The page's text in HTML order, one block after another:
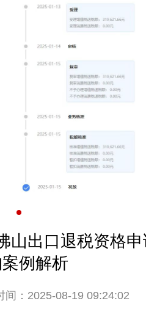
山出口退税资格
例解析
间：2025-08-19 09:24:02